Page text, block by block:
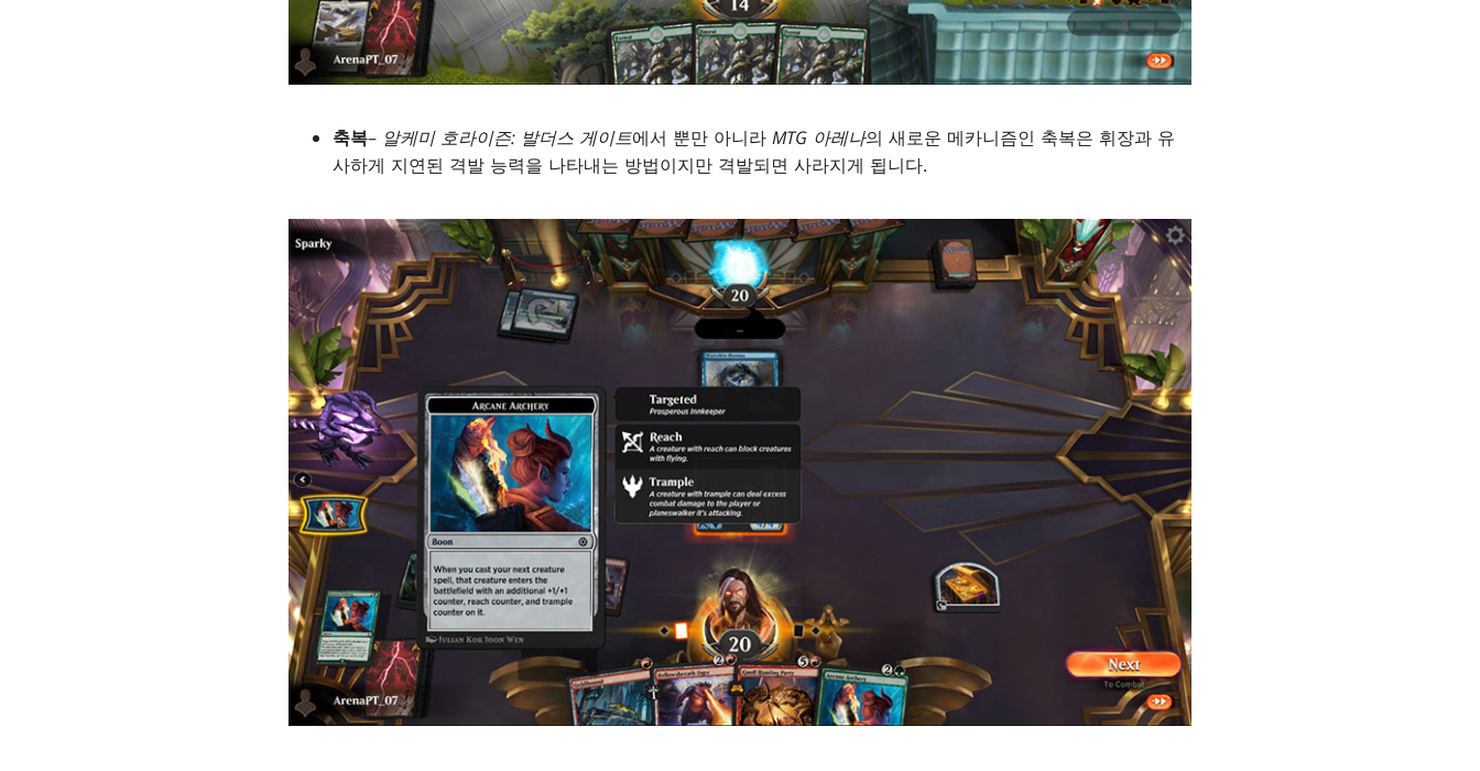
축복– 알케미 호라이즌: 발더스 게이트에서 뿐만 아니라 MTG 아레나의 새로운 메카니즘인 축복은 휘장과 유
사하게 지연된 격발 능력을 나타내는 방법이지만 격발되면 사라지게 됩니다.